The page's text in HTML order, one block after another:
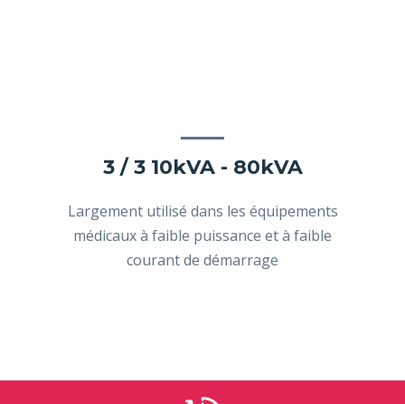
3 / 3 10kVA - 80kVA
Largement utilisé dans les équipements
médicaux à faible puissance et à faible
courant de démarrage